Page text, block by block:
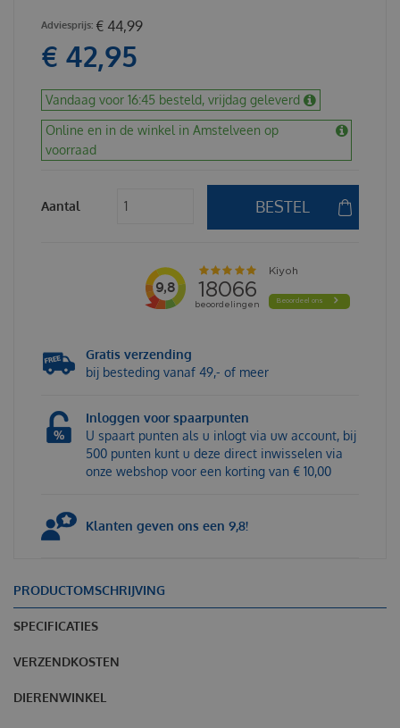
€ 44,99
€ 42,95
Vandaag voor 16:45 besteld, vrijdag geleverd
Online en in de winkel in Amstelveen op
voorraad
Aantal
Gratis verzending
bij besteding vanaf 49,- of meer
Inloggen voor spaarpunten
U spaart punten als u inlogt via uw account, bij
500 punten kunt u deze direct inwisselen via
onze webshop voor een korting van € 10,00
Klanten geven ons een 9,8!
PRODUCTOMSCHRIJVING
SPECIFICATIES
VERZENDKOSTEN
DIERENWINKEL